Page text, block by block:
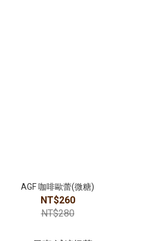
AGF 咖啡歐蕾(微糖)
NT$260
NT$280